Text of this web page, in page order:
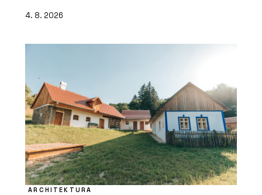
4. 8. 2026
ARCHITEKTURA